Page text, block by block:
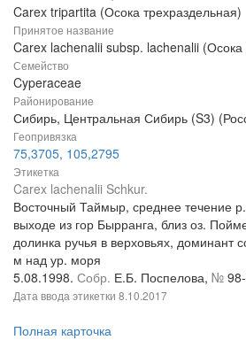
Carex tripartita (Осока трехраздельная)
Принятое название
Carex lachenalii subsp. lachenalii
Семейство
Cyperaceae
Районирование
Сибирь, Центральная Сибирь (S3)
Геопривязка
75,3705, 105,2795
Этикетка
Carex lachenalii Schkur.
Восточный Таймыр, среднее течение
выходе из гор Бырранга, близ оз.
долинка ручья в верховьях, доминант
м над ур. моря
5.08.1998. Собр. Е.Б. Поспелова, №
Дата ввода этикетки 8.10.2017
Полная карточка